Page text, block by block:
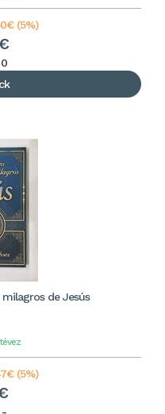
(5%)
de Jesús
(5%)